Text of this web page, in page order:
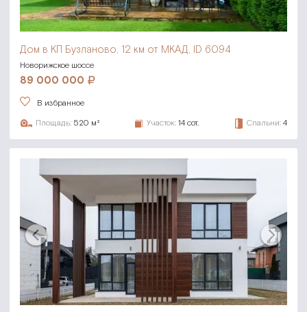
Дом в КП Бузланово, 12 км от МКАД, ID 6094
Новорижское шоссе
89 000 000
В избранное
Площадь: 520 м² Участок: 14 сот. Спальни: 4